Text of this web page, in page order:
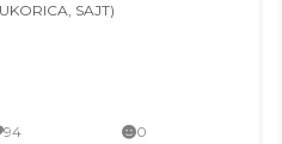
SAJT)
94 0